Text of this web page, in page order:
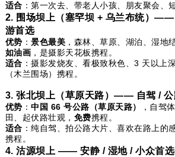
适合 ：第一次去、带老人小孩、朋友聚会、
2. 围场坝上（塞罕坝 + 乌兰布统）——
游首选
优势 ：景色最美 ，森林、草原、湖泊、湿地
如油画 ，是摄影天花板携程。
适合 ：摄影发烧友、看极致秋色、3 天以上
（木兰围场）携程。
3. 张北坝上（草原天路）—— 自驾 / 公
优势 ：中国 66 号公路（草原天路）
，自驾
田、起伏路壮观， 免费携程。
适合 ：纯自驾、拍公路大片、喜欢在路上的
携程。
4. 沽源坝上 —— 安静 / 湿地 / 小众首选